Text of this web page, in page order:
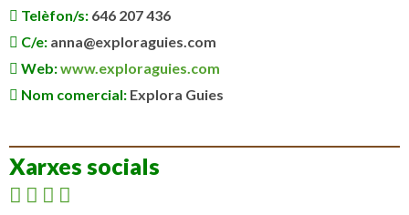
Telèfon/s: 646 207 436
C/e: anna@exploraguies.com
Web:www.exploraguies.com
Nom comercial: Explora Guies
Xarxes socials